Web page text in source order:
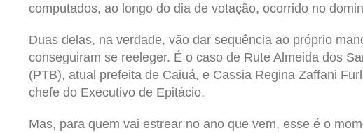
computados, ao longo do dia de votação, ocorrido no
Duas delas, na verdade, vão dar sequência ao próprio
conseguiram se reeleger. É o caso de Rute Almeida dos
(PTB), atual prefeita de Caiuá, e Cassia Regina Zaffani
chefe do Executivo de Epitácio.
Mas, para quem vai estrear no ano que vem, esse é o